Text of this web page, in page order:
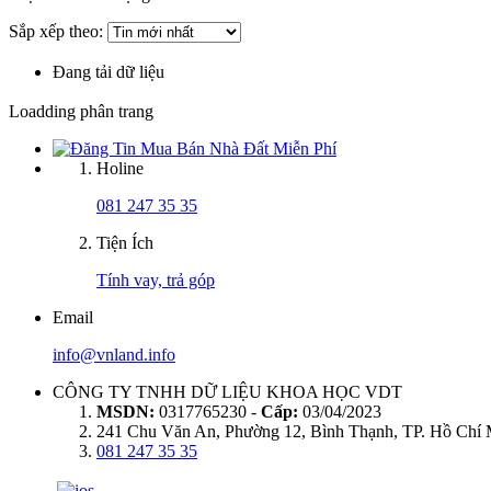
Sắp xếp theo:
Đang tải dữ liệu
Loadding phân trang
Holine
081 247 35 35
Tiện Ích
Tính vay, trả góp
Email
info@vnland.info
CÔNG TY TNHH DỮ LIỆU KHOA HỌC VDT
MSDN: 0317765230 - Cấp: 03/04/2023
241 Chu Văn An, Phường 12, Bình Thạnh, TP. Hồ Chí
081 247 35 35